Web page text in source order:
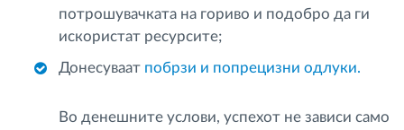
потрошувачката на гориво и подобро да ги
искористат ресурсите;
Донесуваат побрзи и попрецизни одлуки.
Во денешните услови, успехот не зависи само